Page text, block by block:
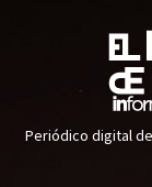
Periódico digital